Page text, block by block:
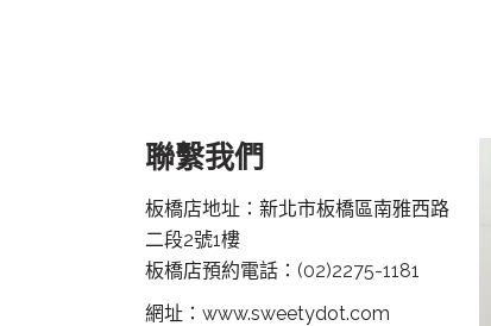
聯繫我們
板橋店地址：新北市板橋區南雅西路
二段2號1樓
板橋店預約電話： (02)2275-1181
網址：www.sweetydot.com